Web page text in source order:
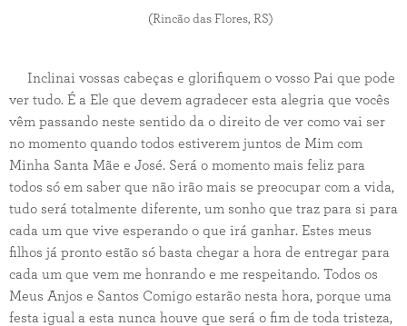
(Rincão das Flores, RS)
Inclinai vossas cabeças e glorifiquem o vosso Pai que pode
ver tudo. É a Ele que devem agradecer esta alegria que vocês
vêm passando neste sentido da o direito de ver como vai ser
no momento quando todos estiverem juntos de Mim com
Minha Santa Mãe e José. Será o momento mais feliz para
todos só em saber que não irão mais se preocupar com a vida,
tudo será totalmente diferente, um sonho que traz para si para
cada um que vive esperando o que irá ganhar. Estes meus
filhos já pronto estão só basta chegar a hora de entregar para
cada um que vem me honrando e me respeitando. Todos os
Meus Anjos e Santos Comigo estarão nesta hora, porque uma
festa igual a esta nunca houve que será o fim de toda tristeza,